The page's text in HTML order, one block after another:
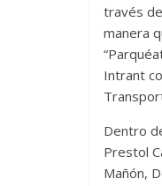
través
manera
Intrant
Dentro
Prestol
Mañón,